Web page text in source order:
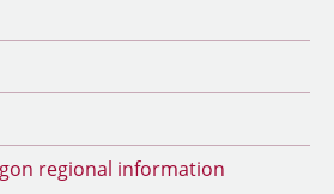
regional information